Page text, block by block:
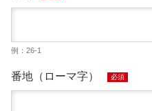
例：26-1
番地（ローマ字） 必須